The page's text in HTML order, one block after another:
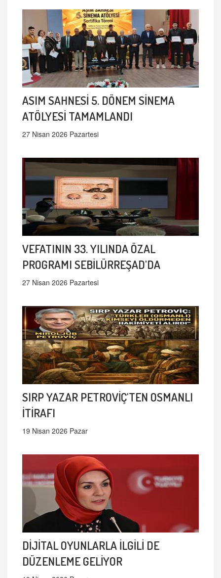
ASIM SAHNESİ 5. DÖNEM SİNEMA
ATÖLYESİ TAMAMLANDI
27 Nisan 2026 Pazartesi
VEFATININ 33. YILINDA ÖZAL
PROGRAMI SEBİLÜRREŞAD'DA
27 Nisan 2026 Pazartesi
SIRP YAZAR PETROVİÇ'TEN OSMANLI
İTİRAFI
19 Nisan 2026 Pazar
DİJİTAL OYUNLARLA İLGİLİ DE
DÜZENLEME GELİYOR